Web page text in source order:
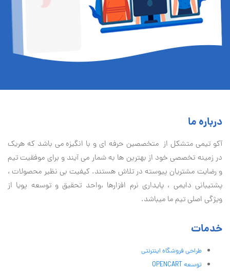
درباره ما
آكو تيمی متشکل از متخصصین حرفه ای و با انگیزه می باشد که هریک
در زمینه تخصصی خود از بهترین ها به شمار می آیند و برای موفقیت تيم
و رضایت مشتریان پیوسته در تلاش هستند. کیفیت بی نظير محصولات ،
پشتیبانی دايمی ، پایداری نرم افزارها ،واحد تحقیق و توسعه پویا از
ویژگی اصلی تیم ما میباشد.
خدمات
طراحی فروشگاه اینترنتی
توسعه OPENCART